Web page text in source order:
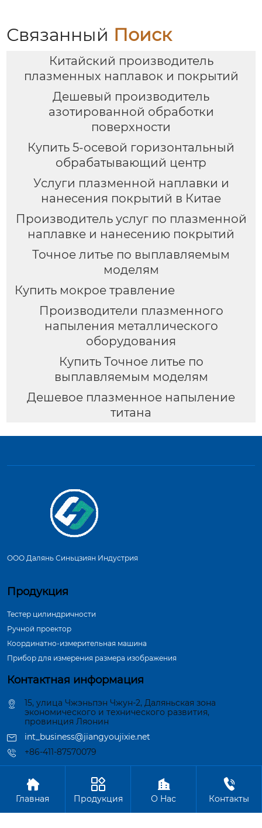
Связанный Поиск
Китайский производитель
плазменных наплавок и покрытий
Дешевый производитель
азотированной обработки
поверхности
Купить 5-осевой горизонтальный
обрабатывающий центр
Услуги плазменной наплавки и
нанесения покрытий в Китае
Производитель услуг по плазменной
наплавке и нанесению покрытий
Точное литье по выплавляемым
моделям
Купить мокрое травление
Производители плазменного
напыления металлического
оборудования
Купить Точное литье по
выплавляемым моделям
Дешевое плазменное напыление
титана
ООО Далянь Синьцзиян Индустрия
Продукция
Тестер цилиндричности
Ручной проектор
Координатно-измерительная машина
Прибор для измерения размера изображения
Контактная информация
15, улица Чжэньпэн Чжун-2, Даляньская зона
экономического и технического развития,
провинция Ляонин
int_business@jiangyoujixie.net
+86-411-87570079
Авторское право©ООО Далянь Синьцзиян Индустрия

Главная

Продукция

О Hас

Контакты